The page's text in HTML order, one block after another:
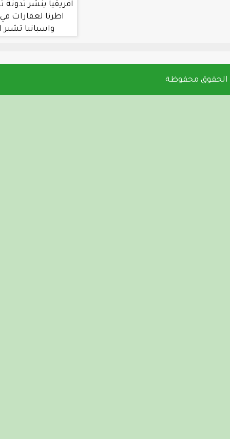
افريقيا ينشر تدونة تشير الي تملك بعض
اطرنا لعقارات في دول مثل المغرب
واسبانيا تشير الي اختلاس بين